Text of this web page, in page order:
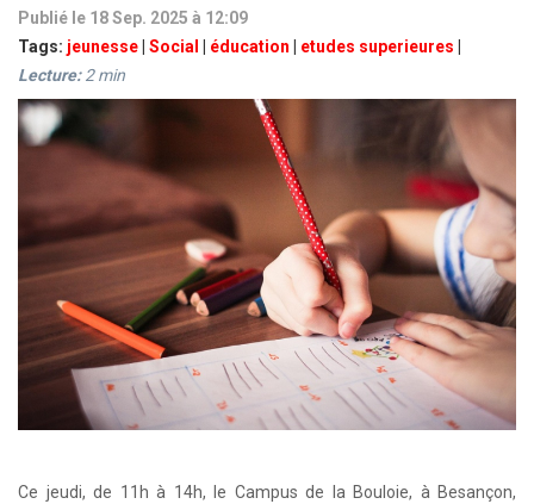
Publié le 18 Sep. 2025 à 12:09
Tags: jeunesse Social éducation etudes superieures
Lecture: 2min
Ce jeudi, de 11h à 14h, le Campus de la Bouloie, à Besançon,